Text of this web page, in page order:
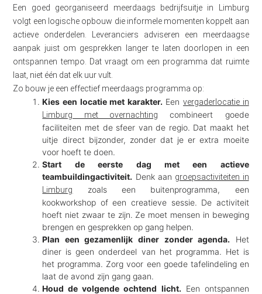
Een goed georganiseerd meerdaags bedrijfsuitje in Limburg
volgt een logische opbouw die informele momenten koppelt aan
actieve onderdelen. Leveranciers adviseren een meerdaagse
aanpak juist om gesprekken langer te laten doorlopen in een
ontspannen tempo. Dat vraagt om een programma dat ruimte
laat, niet één dat elk uur vult.
Zo bouw je een effectief meerdaags programma op:
Kies een locatie met karakter. Eenvergaderlocatie in
Limburg met overnachting combineert goede
faciliteiten met de sfeer van de regio. Dat maakt het
uitje direct bijzonder, zonder dat je er extra moeite
voor hoeft te doen.
Start de eerste dag met een actieve
teambuildingactiviteit. Denk aan groepsactiviteiten in
Limburg
zoals een buitenprogramma, een
kookworkshop of een creatieve sessie. De activiteit
hoeft niet zwaar te zijn. Ze moet mensen in beweging
brengen en gesprekken op gang helpen.
Plan een gezamenlijk diner zonder agenda. Het
diner is geen onderdeel van het programma. Het is
het programma. Zorg voor een goede tafelindeling en
laat de avond zijn gang gaan.
Houd de volgende ochtend licht. Een ontspannen